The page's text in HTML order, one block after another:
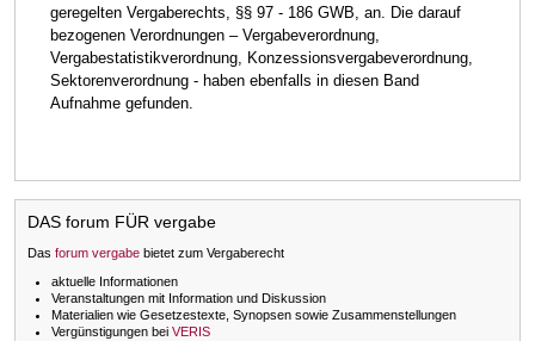
geregelten Vergaberechts, §§ 97 - 186 GWB, an. Die darauf
bezogenen Verordnungen – Vergabeverordnung,
Vergabestatistikverordnung, Konzessionsvergabeverordnung,
Sektorenverordnung - haben ebenfalls in diesen Band
Aufnahme gefunden.
DAS forum FÜR vergabe
Das forum vergabe bietet zum Vergaberecht
aktuelle Informationen
Veranstaltungen mit Information und Diskussion
Materialien wie Gesetzestexte, Synopsen sowie Zusammenstellungen
Vergünstigungen bei VERIS